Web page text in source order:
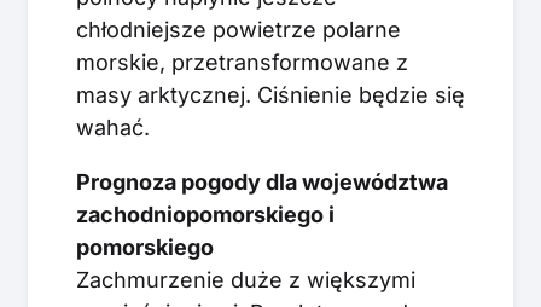
chłodniejsze powietrze polarne
morskie, przetransformowane z
masy arktycznej. Ciśnienie będzie się
wahać.
Prognoza pogody dla województwa
zachodniopomorskiego i
pomorskiego
Zachmurzenie duże z większymi